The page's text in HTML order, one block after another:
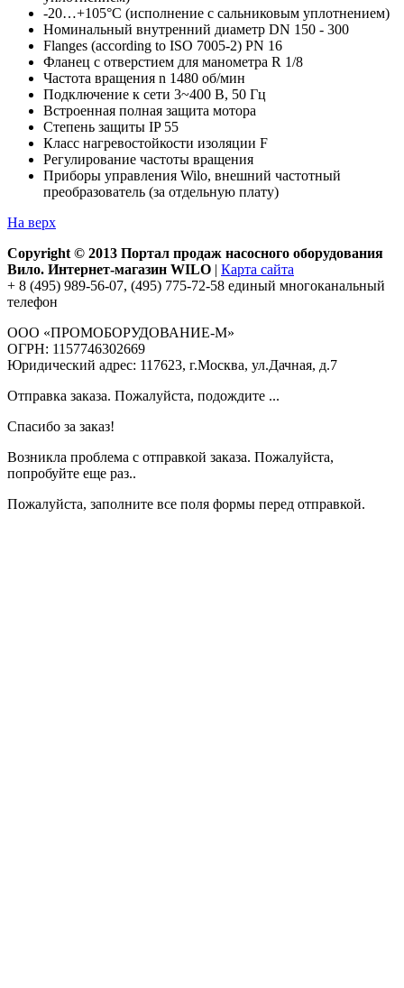
-20…+105°C (исполнение с сальниковым уплотнением)
Номинальный внутренний диаметр DN 150 - 300
Flanges (according to ISO 7005-2) PN 16
Фланец с отверстием для манометра R 1/8
Частота вращения n 1480 об/мин
Подключение к сети 3~400 В, 50 Гц
Встроенная полная защита мотора
Степень защиты IP 55
Класс нагревостойкости изоляции F
Регулирование частоты вращения
Приборы управления Wilo, внешний частотный
преобразователь (за отдельную плату)
На верх
Copyright © 2013 Портал продаж насосного оборудования
Вило. Интернет-магазин WILO | Карта сайта
+ 8 (495) 989-56-07, (495) 775-72-58 единый многоканальный
телефон
ООО «ПРОМОБОРУДОВАНИЕ-М»
ОГРН: 1157746302669
Юридический адрес: 117623, г.Москва, ул.Дачная, д.7
Отправка заказа. Пожалуйста, подождите ...
Спасибо за заказ!
Возникла проблема с отправкой заказа. Пожалуйста,
попробуйте еще раз..
Пожалуйста, заполните все поля формы перед отправкой.